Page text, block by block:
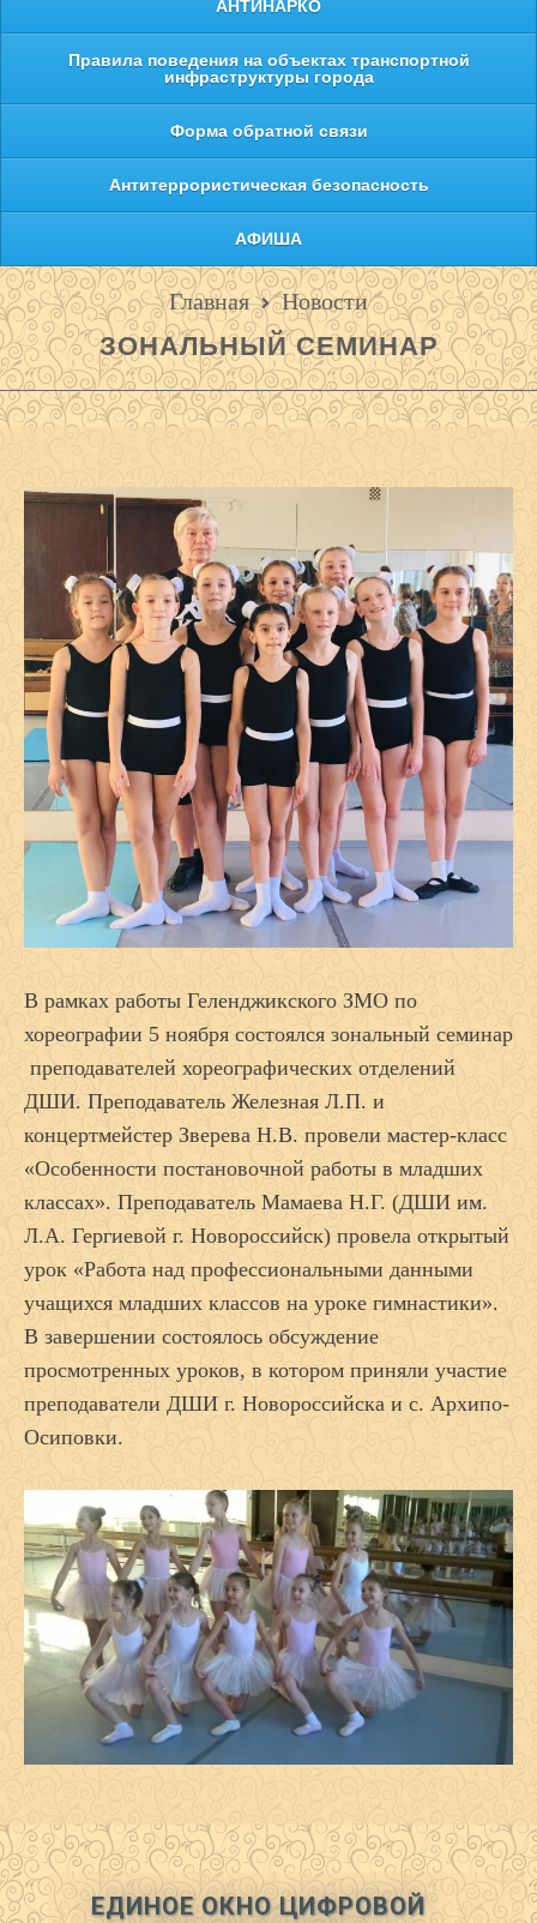
АНТИНАРКО
Правила поведения на объектах транспортной
инфраструктуры города
Форма обратной связи
Антитеррористическая безопасность
АФИША
Главная Новости
ЗОНАЛЬНЫЙ СЕМИНАР
В рамках работы Геленджикского ЗМО по
хореографии 5 ноября состоялся зональный семинар
преподавателей хореографических отделений
ДШИ. Преподаватель Железная Л.П. и
концертмейстер Зверева Н.В. провели мастер-класс
«Особенности постановочной работы в младших
классах». Преподаватель Мамаева Н.Г. (ДШИ им.
Л.А. Гергиевой г. Новороссийск) провела открытый
урок «Работа над профессиональными данными
учащихся младших классов на уроке гимнастики».
В завершении состоялось обсуждение
просмотренных уроков, в котором приняли участие
преподаватели ДШИ г. Новороссийска и с. Архипо-
Осиповки.
ЕДИНОЕ ОКНО ЦИФРОВОЙ